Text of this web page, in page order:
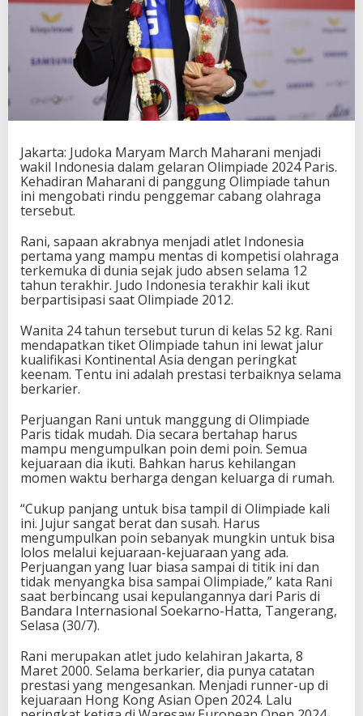
a
i
s
J
u
k
a
M
a
h
r
a
n
i
l
a
j
a
r
u
d
o
S
e
j
a
k
U
r
1
2
T
Jakarta: Judoka Maryam March Maharani menjadi
wakil Indonesia dalam gelaran Olimpiade 2024 Paris.
Kehadiran Maharani di panggung Olimpiade tahun
ini mengobati rindu penggemar cabang olahraga
tersebut.
Rani, sapaan akrabnya menjadi atlet Indonesia
pertama yang mampu mentas di kompetisi olahraga
terkemuka di dunia sejak judo absen selama 12
tahun terakhir. Judo Indonesia terakhir kali ikut
berpartisipasi saat Olimpiade 2012.
Wanita 24 tahun tersebut turun di kelas 52 kg. Rani
mendapatkan tiket Olimpiade tahun ini lewat jalur
kualifikasi Kontinental Asia dengan peringkat
keenam. Tentu ini adalah prestasi terbaiknya selama
berkarier.
Perjuangan Rani untuk manggung di Olimpiade
Paris tidak mudah. Dia secara bertahap harus
mampu mengumpulkan poin demi poin. Semua
kejuaraan dia ikuti. Bahkan harus kehilangan
momen waktu berharga dengan keluarga di rumah.
“Cukup panjang untuk bisa tampil di Olimpiade kali
ini. Jujur sangat berat dan susah. Harus
mengumpulkan poin sebanyak mungkin untuk bisa
lolos melalui kejuaraan-kejuaraan yang ada.
Perjuangan yang luar biasa sampai di titik ini dan
tidak menyangka bisa sampai Olimpiade,” kata Rani
saat berbincang usai kepulangannya dari Paris di
Bandara Internasional Soekarno-Hatta, Tangerang,
Selasa (30/7).
Rani merupakan atlet judo kelahiran Jakarta, 8
Maret 2000. Selama berkarier, dia punya catatan
prestasi yang mengesankan. Menjadi runner-up di
kejuaraan Hong Kong Asian Open 2024. Lalu